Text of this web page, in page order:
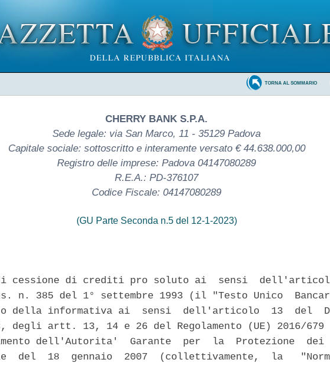
TORNA AL SOMMARIO
CHERRY BANK S.P.A.
Sede legale: via San Marco, 11 - 35129 Padova
Capitale sociale: sottoscritto e interamente versato € 44.638.000,00
Registro delle imprese: Padova 04147080289
R.E.A.: PD-376107
Codice Fiscale: 04147080289
(GU Parte Seconda n.5 del 12-1-2023)
cessione di crediti pro soluto ai  sensi
n. 385 del 1° settembre 1993 (il "Testo Unico
della informativa ai  sensi  dell'articolo  13  del
degli artt. 13, 14 e 26 del Regolamento (UE) 2016/
dell'Autorita'  Garante  per  la  Protezione  dei
del  18  gennaio  2007  (collettivamente,  la